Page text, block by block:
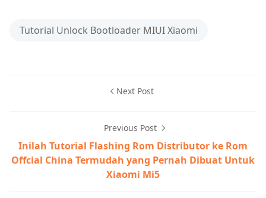
Tutorial Unlock Bootloader MIUI Xiaomi
Next Post
Previous Post
Inilah Tutorial Flashing Rom Distributor ke Rom
Offcial China Termudah yang Pernah Dibuat Untuk
Xiaomi Mi5